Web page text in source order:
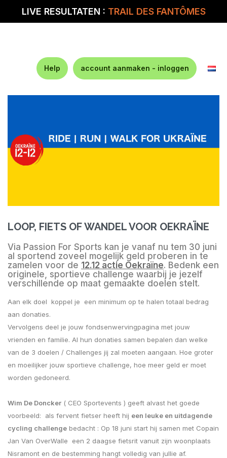
LIVE RESULTATEN : TRAIL DES FANTÔMES
Help account aanmaken - inloggen
LOOP, FIETS OF WANDEL VOOR OEKRAÏNE
Via Passion For Sports kan je vanaf nu tem 30 juni
al sportend zoveel mogelijk geld proberen in te
zamelen voor de 12.12 actie Oekraïne. Bedenk een
originele, sportieve challenge waarbij je jezelf
verschillende op maat gemaakte doelen stelt.
Aan elk doel koppel je een minimum op te halen totaal bedrag
aan donaties.
Vervolgens deel je jouw fondsenwervingpagina met jouw
vrienden en familie. Al hun donaties samen bepalen dan welke
van de 3 doelen / Challenges jij zal moeten aangaan. Hoe groter
en moeilijker jouw sportieve challenge, hoe meer geld er moet
worden gedoneerd.
Wim De Doncker ( CEO Sportevents ) geeft alvast het goede
voorbeeld: als fervent fietser heeft hij een leuke en uitdagende
cycling challenge bedacht : Op 18 juni start hij samen met Copain
Jan Van OverWalle een 2 daagse fietsrit vanuit zijn woonplaats
Nisramont en de bestemming hangt volledig van jullie af.